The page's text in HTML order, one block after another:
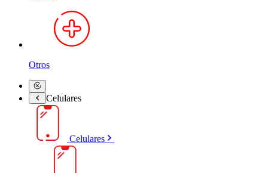
Otros
Celulares
Celulares